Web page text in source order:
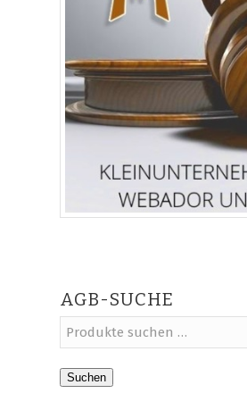
AGB-SUCHE
Suchen